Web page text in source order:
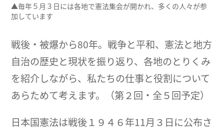
▲毎年５月３日には各地で憲法集会が開かれ、多くの人々が参
加しています
戦後・被爆から80年。戦争と平和、憲法と地方
自治の歴史と現状を振り返り、各地のとりくみ
を紹介しながら、私たちの仕事と役割について
あらためて考えます。（第２回・全５回予定）
日本国憲法は戦後１９４６年11月３日に公布さ